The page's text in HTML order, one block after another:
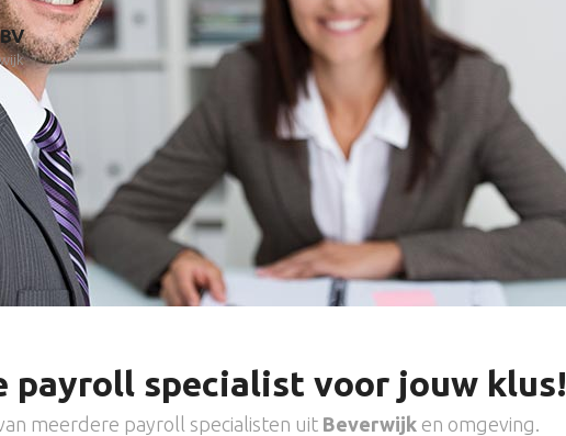
payroll specialist voor jouw klus!
meerdere payroll specialisten uit Beverwijk en omgeving.